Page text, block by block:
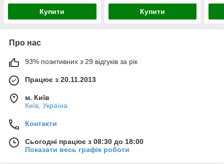
Купити Купити
Про нас
93% позитивних з 29 відгуків за рік
Працює з 20.11.2013
м. Київ
Київ, Україна
Контакти
Сьогодні працює з 08:30 до 18:00
Показати весь графік роботи